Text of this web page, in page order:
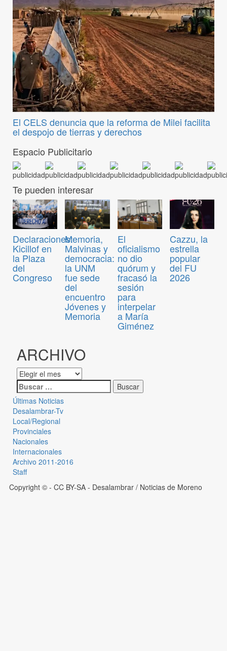
El CELS denuncia que la reforma de Milei facilita
el despojo de tierras y derechos
Espacio Publicitario
Te pueden interesar
Declaraciones:
Kicillof en
la Plaza
del
Congreso
Memoria,
Malvinas y
democracia:
la UNM
fue sede
del
encuentro
Jóvenes y
Memoria
El
oficialismo
no dio
quórum y
fracasó la
sesión
para
interpelar
a María
Giménez
Cazzu, la
estrella
popular
del FU
2026
ARCHIVO
Últimas Noticias
Desalambrar-Tv
Local/Regional
Provinciales
Nacionales
Internacionales
Archivo 2011-2016
Staff
Copyright © - CC BY-SA - Desalambrar / Noticias de Moreno